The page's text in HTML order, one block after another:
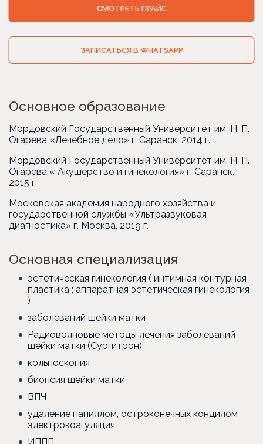
СМОТРЕТЬ ПРАЙС
ЗАПИСАТЬСЯ В WHATSAPP
Основное образование
Мордовский Государственный Университет им. Н. П.
Огарева «Лечебное дело» г. Саранск, 2014 г.
Мордовский Государственный Университет им. Н. П.
Огарева « Акушерство и гинекология» г. Саранск,
2015 г.
Московская академия народного хозяйства и
государственной службы «Ультразвуковая
диагностика» г. Москва, 2019 г.
Основная специализация
эстетическая гинекология ( интимная контурная
пластика ; аппаратная эстетическая гинекология
)
заболеваний шейки матки
Радиоволновые методы лечения заболеваний
шейки матки (Сургитрон)
кольпоскопия
биопсия шейки матки
ВПЧ
удаление папиллом, остроконечных кондилом
электрокоагуляция